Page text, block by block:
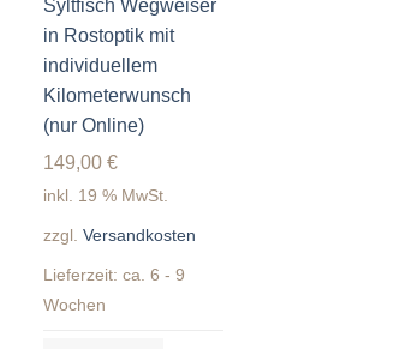
Syltfisch Wegweiser
in Rostoptik mit
individuellem
Kilometerwunsch
(nur Online)
149,00 €
inkl. 19 % MwSt.
zzgl. Versandkosten
Lieferzeit: ca. 6 - 9
Wochen